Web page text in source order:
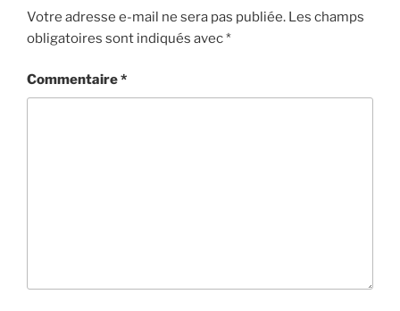
S
Votre adresse e-mail ne sera pas publiée. Les champs
obligatoires sont indiqués avec*
Commentaire*